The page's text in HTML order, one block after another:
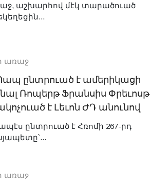
աշխարհով մէկ տարածուած
առաջ
ընտրուած է ամերիկացի
Ռոպերթ Ֆրանսիս
է Լեւոն ԺԴ անունով
ընտրուած է Հռոմի 267-րդ
առաջ